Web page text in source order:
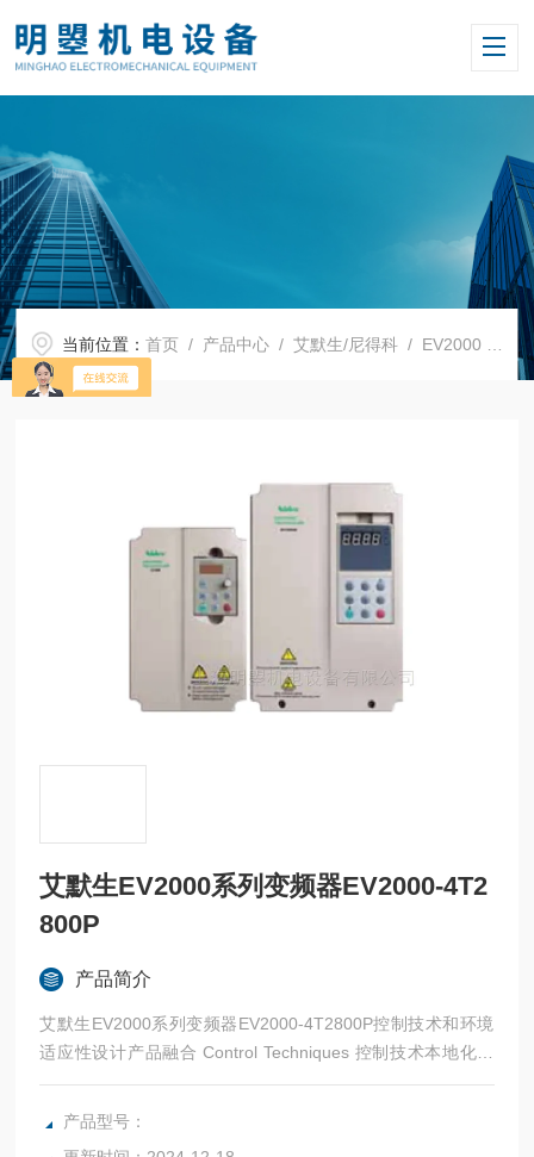
当前位置：首页 / 产品中心 /艾默生/尼得科 / EV2000
艾默生EV2000系列变频器EV2000-4T2
800P
产品简介
艾默生EV2000系列变频器EV2000-4T2800P控制技术和环境
适应性设计产品融合 Control Techniques 控制技术本地化设
计制造经验，使EV1000、 EV2000具有更强的负载适应性、
环境适应性。
产品型号：